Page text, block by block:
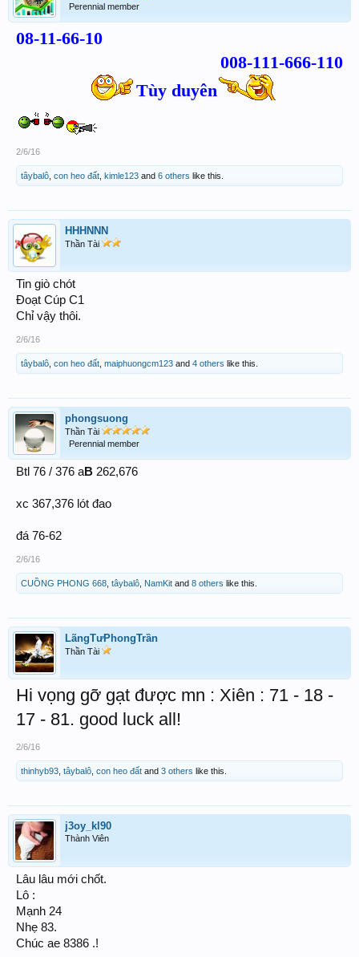
Perennial member
08-11-66-10
008-111-666-110
Tùy duyên
2/6/16
tâybalô con heo đất kimle123 and 6 others like this.
HHHNNN
Thần Tài
Tin giò chót
Đoạt Cúp C1
Chỉ vậy thôi.
2/6/16
tâybalô con heo đất maiphuongcm123 and 4 others like this.
phongsuong
Thần Tài
Perennial member
Btl 76 / 376 aB 262,676
xc 367,376 lót đao
đá 76-62
2/6/16
CUỒNG PHONG 668 tâybalô NamKit and 8 others like this.
LãngTưPhongTrần
Thần Tài
Hi vọng gỡ gạt được mn : Xiên : 71 - 18 -
17 - 81. good luck all!
2/6/16
thinhyb93 tâybalô con heo đất and 3 others like this.
j3oy_kl90
Thành Viên
Lâu lâu mới chốt.
Lô :
Mạnh 24
Nhẹ 83.
Chúc ae 8386 .!